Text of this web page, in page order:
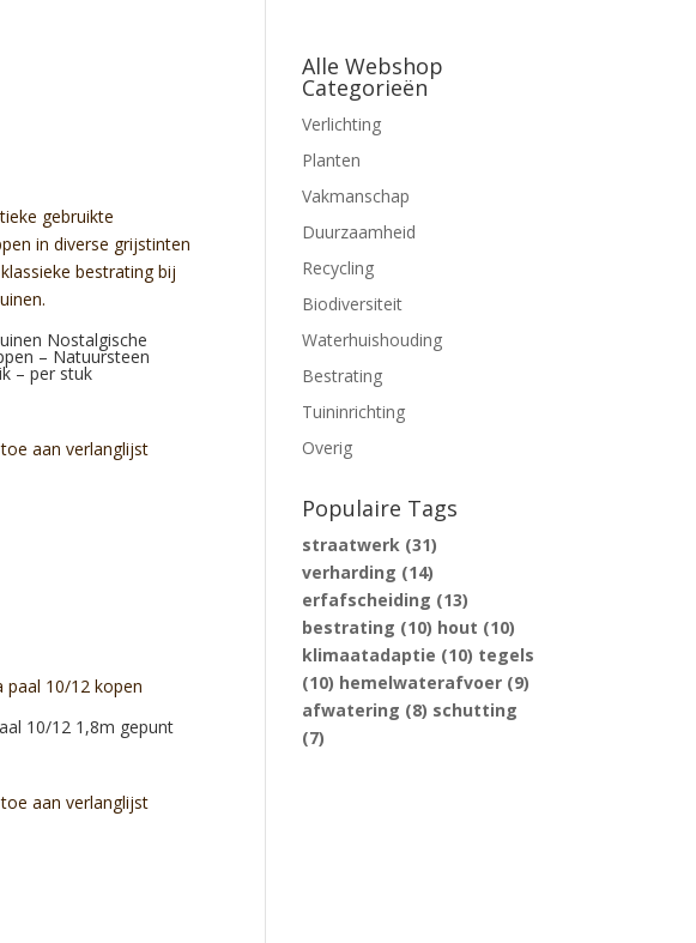
Nostalgische
– Natuursteen
– per stuk
aan verlanglijst
10/12 1,8m gepunt
aan verlanglijst
Alle Webshop
Categorieën
Verlichting
Planten
Vakmanschap
Duurzaamheid
Recycling
Biodiversiteit
Waterhuishouding
Bestrating
Tuininrichting
Overig
Populaire Tags
straatwerk (31)
verharding (14)
erfafscheiding (13)
bestrating (10) hout (10)
klimaatadaptie (10) tegels
(10) hemelwaterafvoer (9)
afwatering (8) schutting
(7)